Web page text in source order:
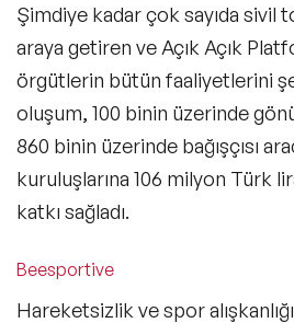
Şimdiye kadar çok sayıda sivil
araya getiren ve Açık Açık
örgütlerin bütün faaliyetlerini
oluşum, 100 binin üzerinde
860 binin üzerinde bağışçısı
kuruluşlarına 106 milyon Türk
katkı sağladı.
Beesportive
Hareketsizlik ve spor